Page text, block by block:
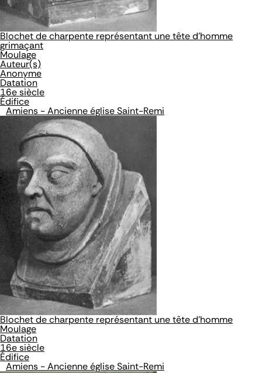
Blochet de charpente représentant une tête d'homme
grimaçant
Moulage
Auteur(s)
Anonyme
Datation
16e siècle
Édifice
Amiens - Ancienne église Saint-Remi
Blochet de charpente représentant une tête d'homme
Moulage
Datation
16e siècle
Édifice
Amiens - Ancienne église Saint-Remi